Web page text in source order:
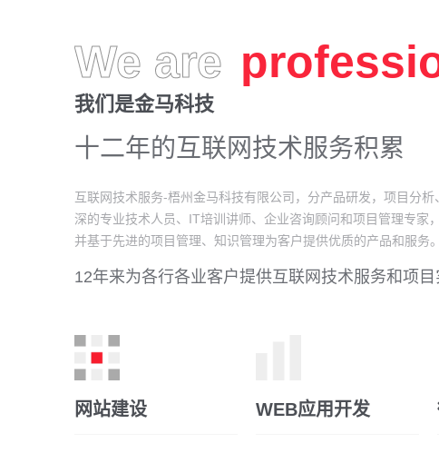
We are
我们是金马科技
十二年的互联网技术服务积累
互联网技术服务-梧州金马科技有限公司，分产品研发，项目分
深的专业技术人员、IT培训讲师、企业咨询顾问和项目管理专
并基于先进的项目管理、知识管理为客户提供优质的产品和服务。
12年来为各行各业客户提供互联网技术服务和项
网站建设 WEB应用开发